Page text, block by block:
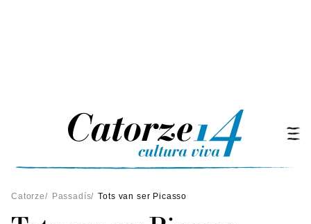
Catorze/ Passadís/ Tots van ser Picasso